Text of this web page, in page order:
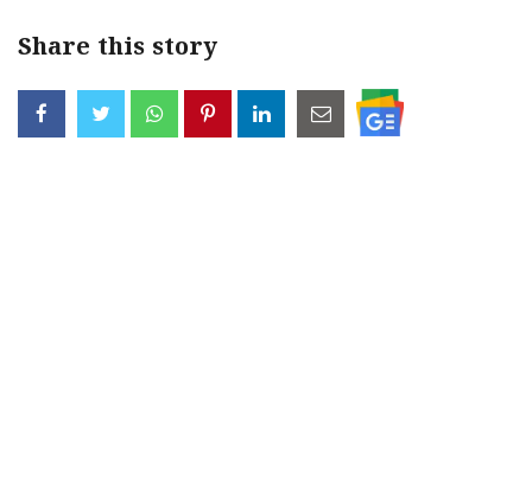
Share this story